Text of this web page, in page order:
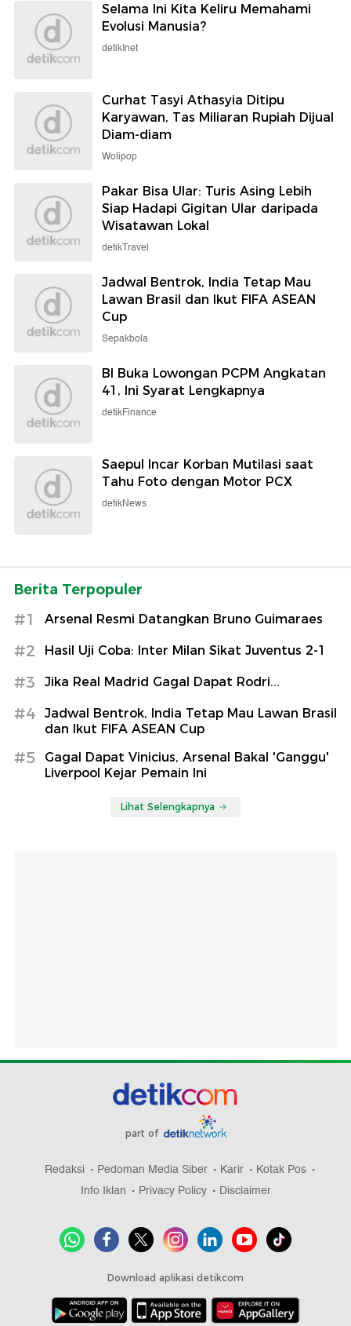
Selama Ini Kita Keliru Memahami
Evolusi Manusia?
detikInet
Curhat Tasyi Athasyia Ditipu
Karyawan, Tas Miliaran Rupiah Dijual
Diam-diam
Wolipop
Pakar Bisa Ular: Turis Asing Lebih
Siap Hadapi Gigitan Ular daripada
Wisatawan Lokal
detikTravel
Jadwal Bentrok, India Tetap Mau
Lawan Brasil dan Ikut FIFA ASEAN
Cup
Sepakbola
BI Buka Lowongan PCPM Angkatan
41, Ini Syarat Lengkapnya
detikFinance
Saepul Incar Korban Mutilasi saat
Tahu Foto dengan Motor PCX
detikNews
Berita Terpopuler
#1 Arsenal Resmi Datangkan Bruno Guimaraes
#2 Hasil Uji Coba: Inter Milan Sikat Juventus 2-1
#3 Jika Real Madrid Gagal Dapat Rodri...
#4
Jadwal Bentrok, India Tetap Mau Lawan Brasil
dan Ikut FIFA ASEAN Cup
#5
Gagal Dapat Vinicius, Arsenal Bakal 'Ganggu'
Liverpool Kejar Pemain Ini
Lihat Selengkapnya
part of
Redaksi Pedoman Media Siber Karir
Kotak Pos
Info Iklan
Privacy Policy Disclaimer
Download aplikasi detikcom